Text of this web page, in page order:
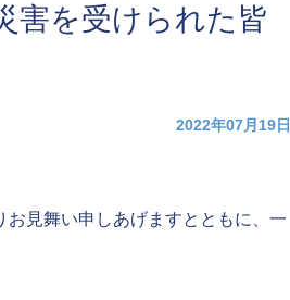
害を受けられた皆
2022年07月19日
見舞い申しあげますとともに、一